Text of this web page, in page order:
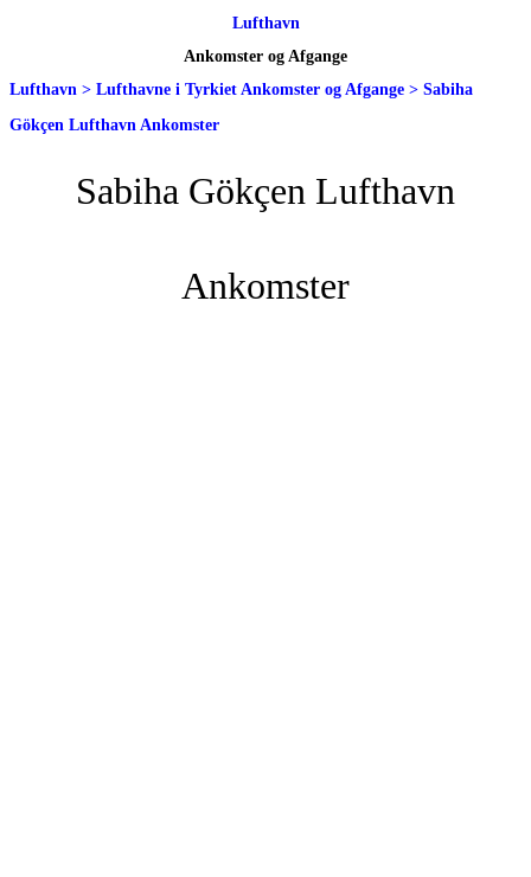
Lufthavn
Ankomster og Afgange
Lufthavn > Lufthavne i Tyrkiet Ankomster og Afgange > Sabiha
Gökçen Lufthavn Ankomster
Sabiha Gökçen Lufthavn
Ankomster